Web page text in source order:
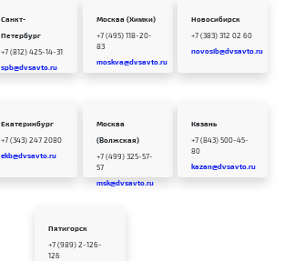
Санкт-
Петербург
+7 (812) 425-14-31
spb@dvsavto.ru
Москва (Химки)
+7 (495) 118-20-
83
moskva@dvsavto.ru
Новосибирск
+7 (383) 312 02 60
novosib@dvsavto.ru
Екатеринбург
+7 (343) 247 2080
ekb@dvsavto.ru
Москва
(Волжская)
+7 (499) 325-57-
57
msk@dvsavto.ru
Казань
+7 (843) 500-45-
80
kazan@dvsavto.ru
Пятигорск
+7 (989) 2-126-
126